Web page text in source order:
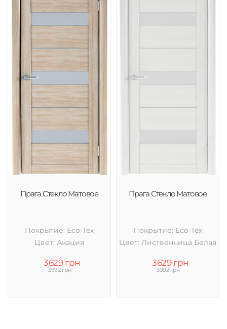
Прага Стекло Матовое
Покрытие: Eco-Tex
Цвет: Акация
3629 грн
3992 грн
Прага Стекло Матовое
Покрытие: Eco-Tex
Цвет: Лиственница Белая
3629 грн
3992 грн